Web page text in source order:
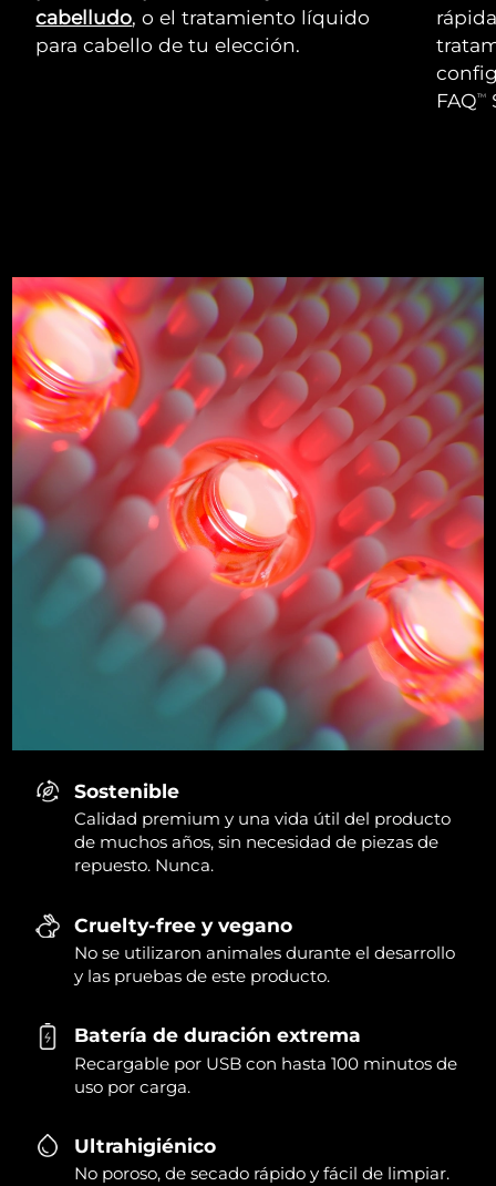
cabelludo, o el tratamiento líquido
para cabello de tu elección.
FAQTM
Sostenible
Calidad premium y una vida útil del producto
de muchos años, sin necesidad de piezas de
repuesto. Nunca.
Cruelty-free y vegano
No se utilizaron animales durante el desarrollo
y las pruebas de este producto.
Batería de duración extrema
Recargable por USB con hasta 100 minutos de
uso por carga.
Ultrahigiénico
No poroso, de secado rápido y fácil de limpiar.